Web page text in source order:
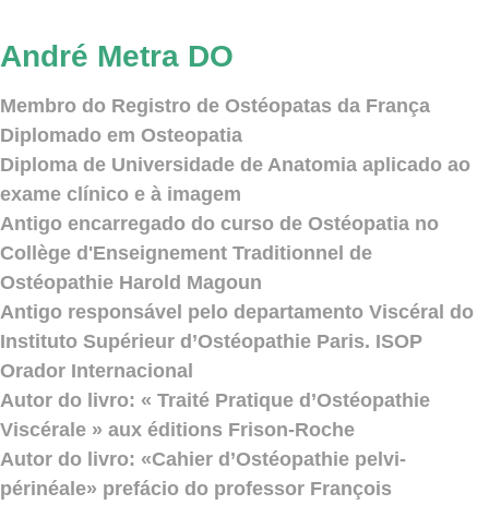
André Metra DO
Membro do Registro de Ostéopatas da França
Diplomado em Osteopatia
Diploma de Universidade de Anatomia aplicado ao
exame clínico e à imagem
Antigo encarregado do curso de Ostéopatia no
Collège d'Enseignement Traditionnel de
Ostéopathie Harold Magoun
Antigo responsável pelo departamento Viscéral do
Instituto Supérieur d’Ostéopathie Paris. ISOP
Orador Internacional
Autor do livro: « Traité Pratique d’Ostéopathie
Viscérale » aux éditions Frison-Roche
Autor do livro: «Cahier d’Ostéopathie pelvi-
périnéale» prefácio do professor François